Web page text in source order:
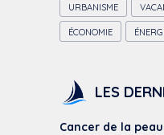
URBANISME
ÉCONOMIE
LES
Cancer de la